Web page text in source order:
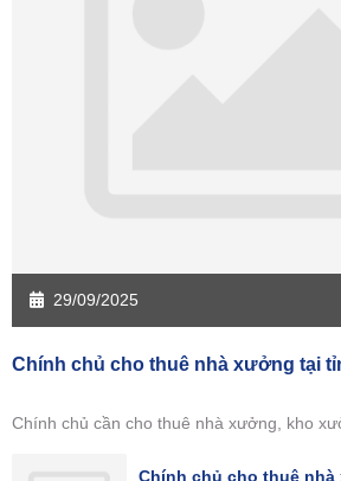
29/09/2025
Chính chủ cho thuê nhà xưởng tại
Chính chủ cần cho thuê nhà xưởng, kho
Chính chủ cho thuê